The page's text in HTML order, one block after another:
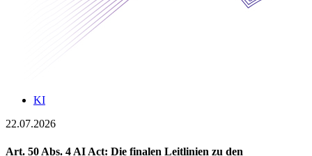
KI
22.07.2026
Art. 50 Abs. 4 AI Act: Die finalen Leitlinien zu den